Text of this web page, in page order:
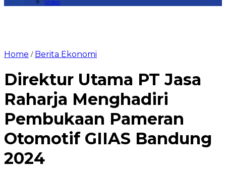
Video
Home / Berita Ekonomi
Direktur Utama PT Jasa
Raharja Menghadiri
Pembukaan Pameran
Otomotif GIIAS Bandung
2024